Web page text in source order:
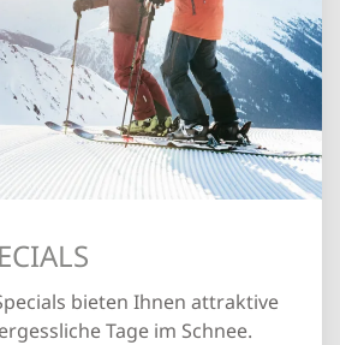
bieten Ihnen attraktive
Tage im Schnee.